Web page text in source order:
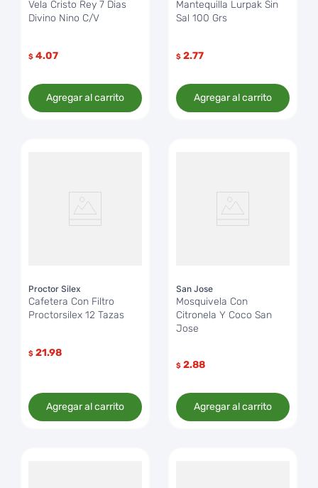
Vela Cristo Rey 7 Dias
Divino Nino C/V
$ 4.07
Agregar al carrito
Mantequilla Lurpak Sin
Sal 100 Grs
$ 2.77
Agregar al carrito
Proctor Silex
Cafetera Con Filtro
Proctorsilex 12 Tazas
$ 21.98
Agregar al carrito
San Jose
Mosquivela Con
Citronela Y Coco San
Jose
$ 2.88
Agregar al carrito